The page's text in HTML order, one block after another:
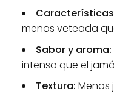
menos veteada
Sabor y aroma:
intenso que el
Textura: Menos